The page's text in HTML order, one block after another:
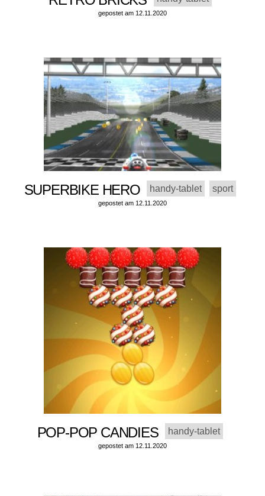
gepostet am 12.11.2020
SUPERBIKE HERO handy-tablet sport
gepostet am 12.11.2020
POP-POP CANDIES handy-tablet
gepostet am 12.11.2020